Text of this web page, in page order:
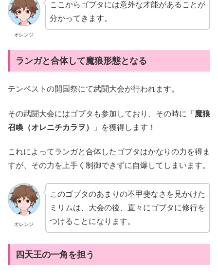
オレンジ
ここからゴブタには意外な才能があることが
分かってきます。
ランガと合体して魔狼形態となる
テンペストの開国祭にて武闘大会が行われます。
その武闘大会にはゴブタも参加しており、その時に「 魔狼
召喚（オレニチカラヲ）
」を獲得します！
これによってランガと合体したゴブタはかなりの力を得ま
すが、その力を上手く制御できずに自爆してしまいます。
オレンジ
このゴブタのあまりの不甲斐なさを見かけた
ミリムは、大会の後、直々にゴブタに修行を
つけることになります。
四天王の一角を担う